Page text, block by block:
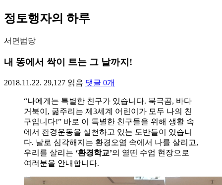
정토행자의 하루
서면법당
내 똥에서 싹이 트는 그 날까지!
2018.11.22. 29,127 읽음 댓글 0개
“나에게는 특별한 친구가 있습니다. 북극곰, 바다
거북이, 굶주리는 제3세계 어린이가 모두 나의 친
구입니다!” 바로 이 특별한 친구들을 위해 생활 속
에서 환경운동을 실천하고 있는 도반들이 있습니
다. 날로 심각해지는 환경오염 속에서 나를 살리고,
우리를 살리는 ‘환경학교’의 열띤 수업 현장으로
여러분을 안내합니다.